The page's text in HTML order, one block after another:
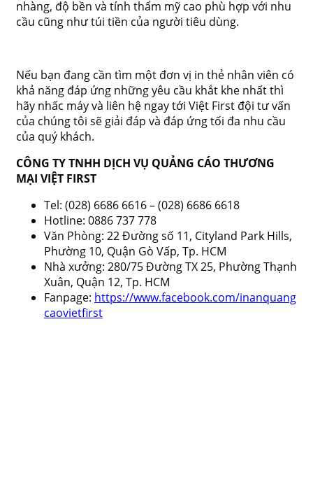
nhàng, độ bền và tính thẩm mỹ cao phù hợp với nhu
cầu cũng như túi tiền của người tiêu dùng.
Nếu bạn đang cần tìm một đơn vị in thẻ nhân viên có
khả năng đáp ứng những yêu cầu khắt khe nhất thì
hãy nhấc máy và liên hệ ngay tới Việt First đội tư vấn
của chúng tôi sẽ giải đáp và đáp ứng tối đa nhu cầu
của quý khách.
CÔNG TY TNHH DỊCH VỤ QUẢNG CÁO THƯƠNG
MẠI VIỆT FIRST
Tel: (028) 6686 6616 – (028) 6686 6618
Hotline: 0886 737 778
Văn Phòng: 22 Đường số 11, Cityland Park Hills,
Phường 10, Quận Gò Vấp, Tp. HCM
Nhà xưởng: 280/75 Đường TX 25, Phường Thạnh
Xuân, Quận 12, Tp. HCM
Fanpage: https://www.facebook.com/inanquang
caovietfirst